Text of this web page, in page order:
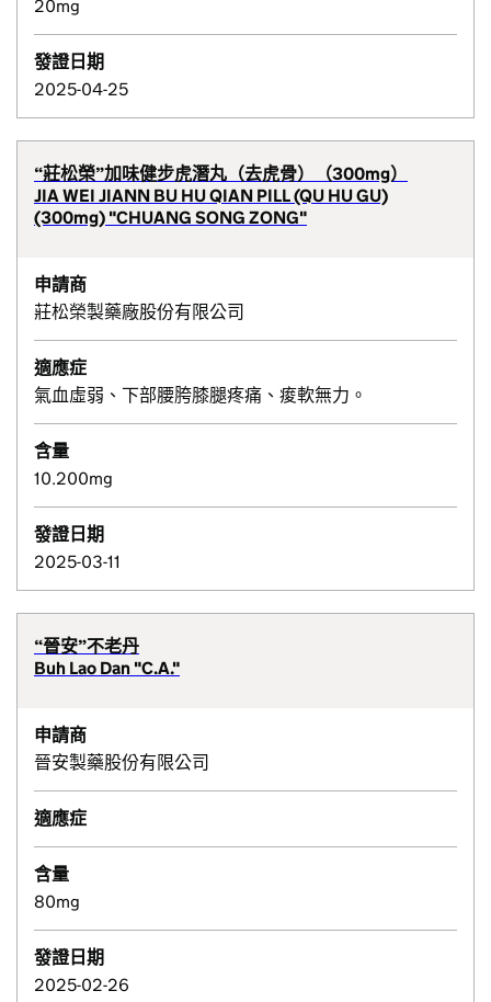
20mg
發證日期
2025-04-25
“莊松榮”加味健步虎潛丸（去虎骨）（300mg）
JIA WEI JIANN BU HU QIAN PILL (QU HU GU)
(300mg) "CHUANG SONG ZONG"
申請商
莊松榮製藥廠股份有限公司
適應症
氣血虛弱、下部腰胯膝腿疼痛、痠軟無力。
含量
10.200mg
發證日期
2025-03-11
“晉安”不老丹
Buh Lao Dan "C.A."
申請商
晉安製藥股份有限公司
適應症
含量
80mg
發證日期
2025-02-26